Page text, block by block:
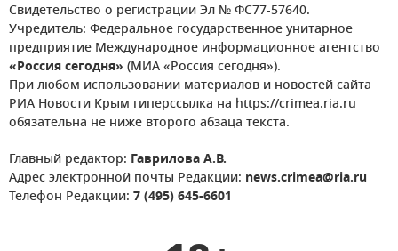
Свидетельство о регистрации Эл № ФС77-57640.
Учредитель: Федеральное государственное унитарное
предприятие Международное информационное агентство
«Россия сегодня» (МИА «Россия сегодня»).
При любом использовании материалов и новостей сайта
РИА Новости Крым гиперссылка на https://crimea.ria.ru
обязательна не ниже второго абзаца текста.
Главный редактор: Гаврилова А.В.
Адрес электронной почты Редакции: news.crimea@ria.ru
Телефон Редакции: 7 (495) 645-6601